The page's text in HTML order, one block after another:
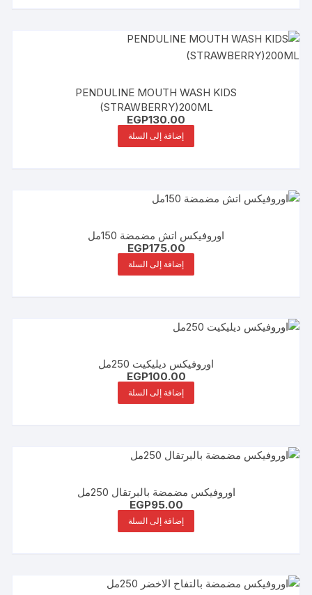
PENDULINE MOUTH WASH KIDS
(STRAWBERRY)200ML
EGP130.00
إضافة إلى السلة
اوروفيكس اتش مضمضة 150مل
EGP175.00
إضافة إلى السلة
اوروفيكس ديليكيت 250مل
EGP100.00
إضافة إلى السلة
اوروفيكس مضمضة بالبرتقال 250مل
EGP95.00
إضافة إلى السلة